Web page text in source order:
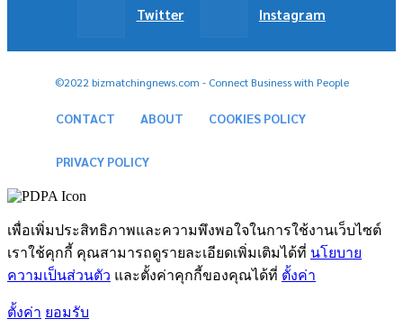
Twitter Instagram
©2022 bizmatchingnews.com - Connect Business with People
CONTACT ABOUT COOKIES POLICY
PRIVACY POLICY
เพื่อเพิ่มประสิทธิภาพและความพึงพอใจในการใช้งานเว็บไซต์
เราใช้คุกกี้ คุณสามารถดูรายละเอียดเพิ่มเติมได้ที่ นโยบาย
ความเป็นส่วนตัว และตั้งค่าคุกกี้ของคุณได้ที่ ตั้งค่า
ตั้งค่า ยอมรับ